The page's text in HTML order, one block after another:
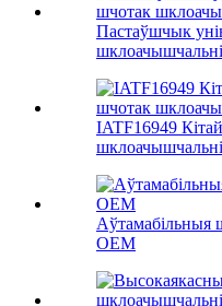
Пастаўшчык
IATF16949
Аўтамабільныя
OEM